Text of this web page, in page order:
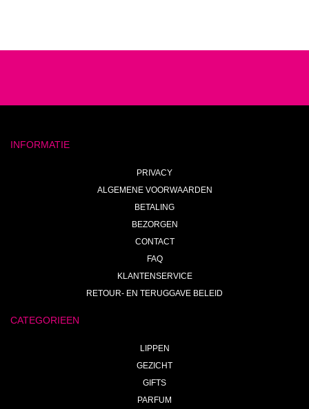
INFORMATIE
PRIVACY
ALGEMENE VOORWAARDEN
BETALING
BEZORGEN
CONTACT
FAQ
KLANTENSERVICE
RETOUR- EN TERUGGAVE BELEID
CATEGORIEEN
LIPPEN
GEZICHT
GIFTS
PARFUM